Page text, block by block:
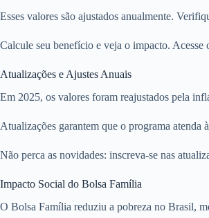
Esses valores são ajustados anualmente.
Calcule seu benefício e veja o impacto. Acesse
Atualizações e Ajustes Anuais
Em 2025, os valores foram reajustados pela
Atualizações garantem que o programa atenda
Não perca as novidades: inscreva-se nas
Impacto Social do Bolsa Família
O Bolsa Família reduziu a pobreza no Brasil,